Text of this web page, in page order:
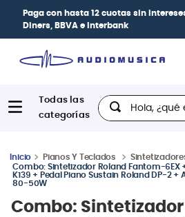
Paga con hasta 12 cuotas sin
Diners, BBVA e Interbank
Hola, ¿qué
Pianos Y Teclados
Combo: Sintetizador Roland Fantom-6EX
K139 + Pedal Piano Sustain Roland DP-2
80-50W
Combo: Sintetizador